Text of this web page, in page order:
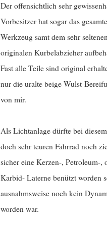
Der offensichtlich sehr
Vorbesitzer hat sogar das
Werkzeug samt dem sehr
originalen Kurbelabzieher
Fast alle Teile sind original
nur die uralte beige Wulst-
von mir.
Als Lichtanlage dürfte bei
doch sehr teuren Fahrrad noch
sicher eine Kerzen-, Petroleum-,
Karbid- Laterne benützt worden
ausnahmsweise noch kein
worden war.